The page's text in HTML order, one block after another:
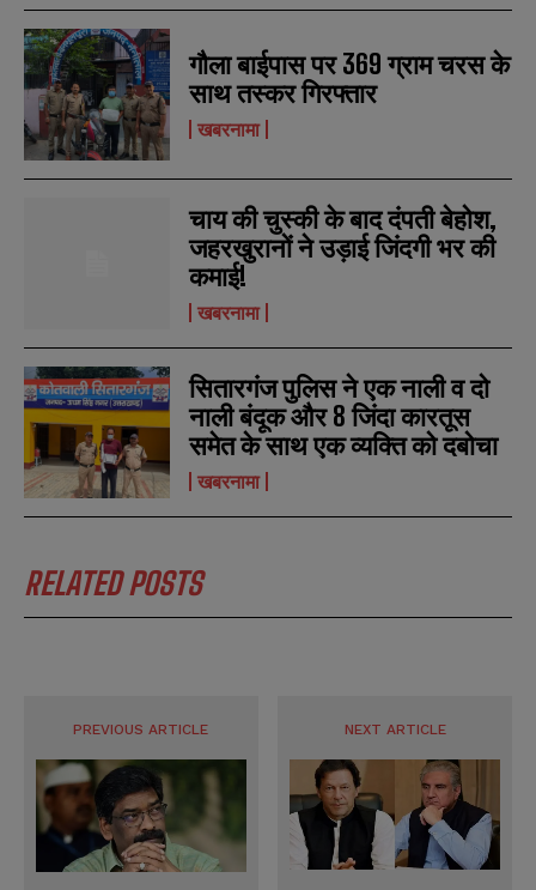
N
a
e
r
s
SUBMIT
N
a
e
r
s
SUBMIT
गौला बाईपास पर 369 ग्राम चरस के
साथ तस्कर गिरफ्तार
खबरनामा
चाय की चुस्की के बाद दंपती बेहोश,
जहरखुरानों ने उड़ाई जिंदगी भर की
कमाई!
खबरनामा
सितारगंज पुलिस ने एक नाली व दो
नाली बंदूक और 8 जिंदा कारतूस
समेत के साथ एक व्यक्ति को दबोचा
खबरनामा
RELATED POSTS
PREVIOUS ARTICLE NEXT ARTICLE